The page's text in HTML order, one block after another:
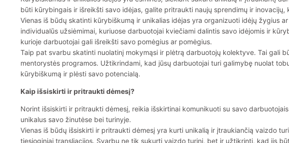
būti kūrybingais ir išreikšti savo idėjas, galite pritraukti naujų sprendimų ir inovacijų,
Vienas iš būdų skatinti kūrybiškumą ir unikalias idėjas yra organizuoti idėjų žygius
individualūs užsiėmimai, kuriuose darbuotojai kviečiami dalintis savo idėjomis ir
kurioje darbuotojai gali išreikšti savo pomėgius ar pomėgius.
Taip pat svarbu skatinti nuolatinį mokymąsi ir plėtrą darbuotojų kolektyve. Tai gali
mentorystės programos. Užtikrindami, kad jūsų darbuotojai turi galimybę nuolat
kūrybiškumą ir plėsti savo potencialą.
Kaip išsiskirti ir pritraukti dėmesį?
Norint išsiskirti ir pritraukti dėmesį, reikia išskirtinai komunikuoti su savo
unikalus savo žinutėse bei turinyje.
Vienas iš būdų išsiskirti ir pritraukti dėmesį yra kurti unikalią ir įtraukiančią vaizdo
tiesioginiai transliacijos. Svarbu ne tik sukurti vaizdo turinį, bet ir užtikrinti, kad jis